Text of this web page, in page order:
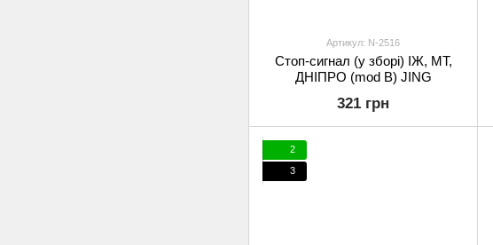
Артикул: N-2516
Стоп-сигнал (у зборі) ІЖ, МТ,
ДНІПРО (mod B) JING
321 грн
2
3